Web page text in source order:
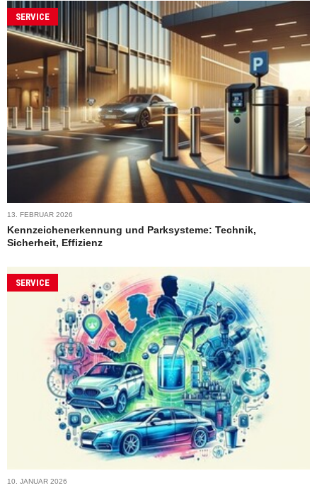
SERVICE
13. FEBRUAR 2026
Kennzeichenerkennung und Parksysteme: Technik,
Sicherheit, Effizienz
SERVICE
10. JANUAR 2026